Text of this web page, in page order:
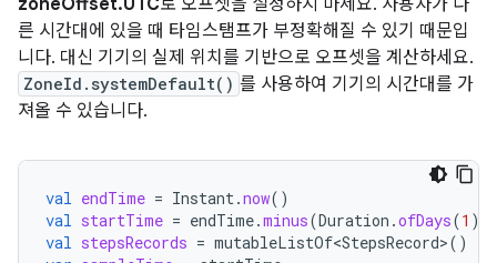
zoneOffset.UTC로 오프셋을 설정하지 마세요. 사용자가 다
른 시간대에 있을 때 타임스탬프가 부정확해질 수 있기 때문입
니다. 대신 기기의 실제 위치를 기반으로 오프셋을 계산하세요.
ZoneId.systemDefault() 를 사용하여 기기의 시간대를 가
져올 수 있습니다.
val endTime = Instant.now()
val startTime = endTime.minus(Duration .ofDays(1 ))
val stepsRecords = mutableListOf<StepsRecord>()